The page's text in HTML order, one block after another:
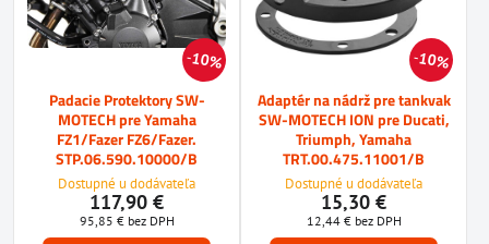
10%
Padacie Protektory SW-
MOTECH pre Yamaha
FZ1/Fazer FZ6/Fazer.
STP.06.590.10000/B
Dostupné u dodávateľa
117,90 €
95,85 € bez DPH
10%
Adaptér na nádrž pre tankvak
SW-MOTECH ION pre Ducati,
Triumph, Yamaha
TRT.00.475.11001/B
Dostupné u dodávateľa
15,30 €
12,44 € bez DPH